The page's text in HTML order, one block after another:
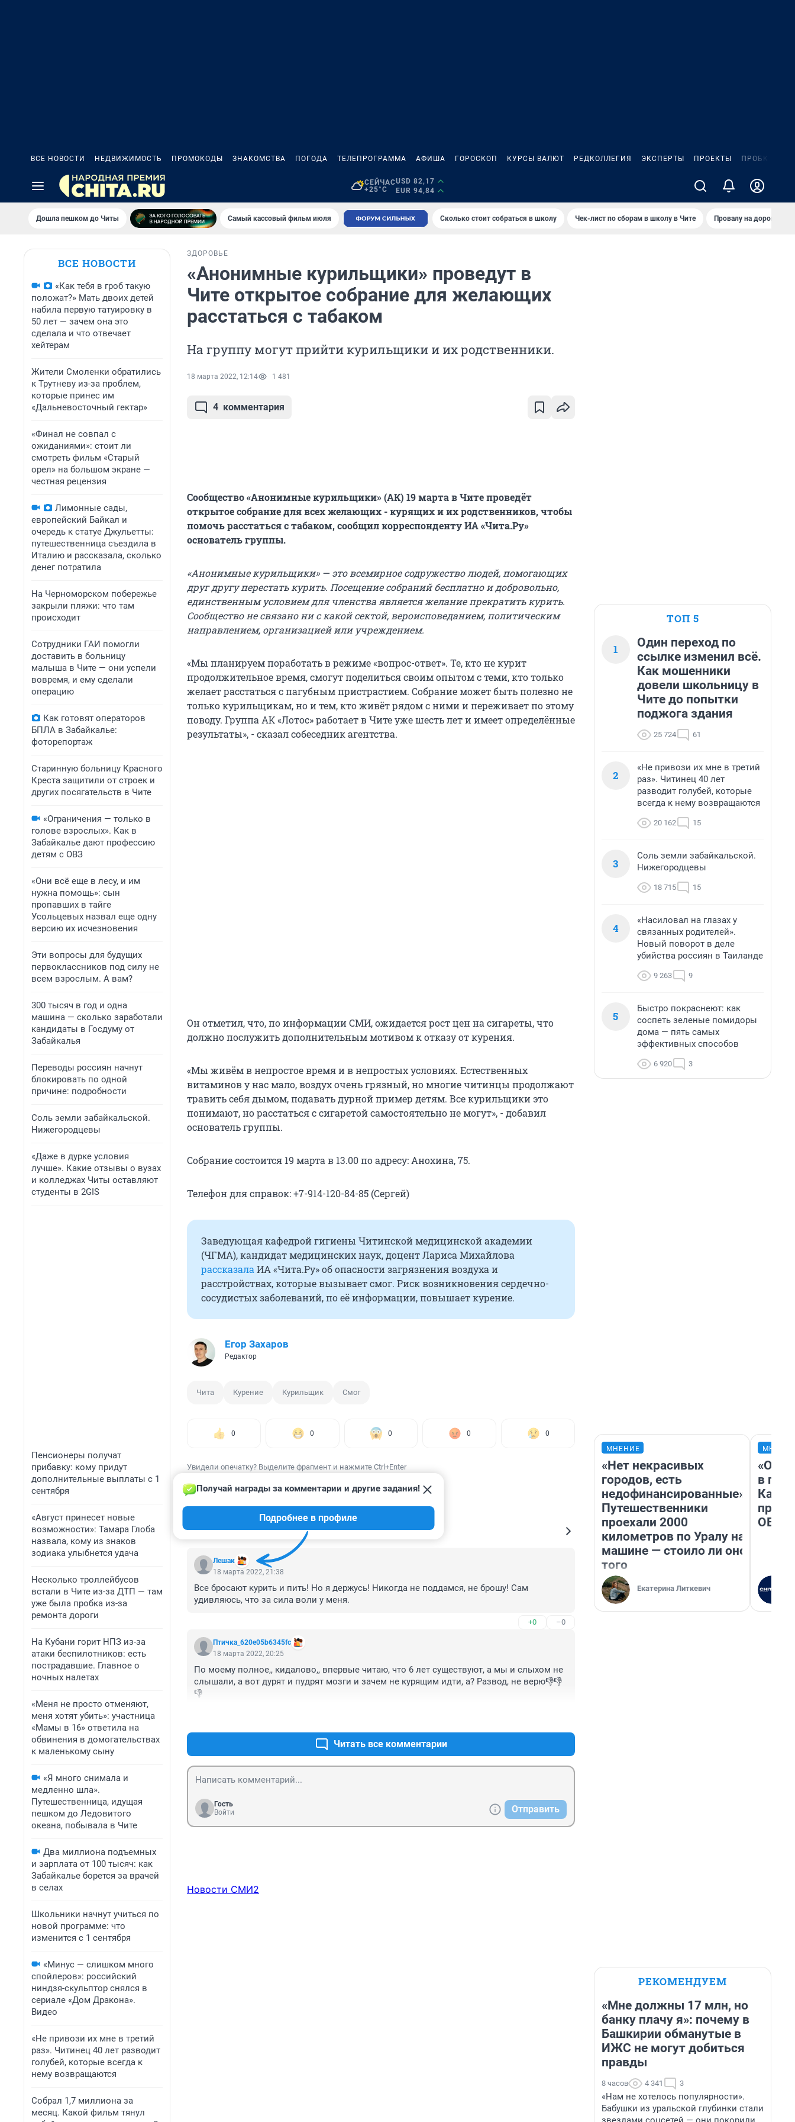
ВСЕ НОВОСТИ НЕДВИЖИМОСТЬ ПРОМОКОДЫ ЗНАКОМСТВА ПОГОДА ТЕЛЕПРОГРАММА АФИША ГОРОСКОП КУРСЫ ВАЛЮТ РЕДКОЛЛЕГИЯ ЭКСПЕРТЫ ПРОЕКТЫ ПРОБКИ
СЕЙЧАС
+25°C
USD 82,17
EUR 94,84
Дошла пешком до Читы Самый кассовый фильм июля Сколько стоит собраться в школу Чек-лист по сборам в школу в Чите Провалу на дороге
ВСЕ НОВОСТИ
«Как тебя в гроб такую
положат?» Мать двоих детей
набила первую татуировку в
50 лет — зачем она это
сделала и что отвечает
хейтерам
Жители Смоленки обратились
к Трутневу из-за проблем,
которые принес им
«Дальневосточный гектар»
«Финал не совпал с
ожиданиями»: стоит ли
смотреть фильм «Старый
орел» на большом экране —
честная рецензия
Лимонные сады,
европейский Байкал и
очередь к статуе Джульетты:
путешественница съездила в
Италию и рассказала, сколько
денег потратила
На Черноморском побережье
закрыли пляжи: что там
происходит
Сотрудники ГАИ помогли
доставить в больницу
малыша в Чите — они успели
вовремя, и ему сделали
операцию
Как готовят операторов
БПЛА в Забайкалье:
фоторепортаж
Старинную больницу Красного
Креста защитили от строек и
других посягательств в Чите
«Ограничения — только в
голове взрослых». Как в
Забайкалье дают профессию
детям с ОВЗ
«Они всё еще в лесу, и им
нужна помощь»: сын
пропавших в тайге
Усольцевых назвал еще одну
версию их исчезновения
Эти вопросы для будущих
первоклассников под силу не
всем взрослым. А вам?
300 тысяч в год и одна
машина — сколько заработали
кандидаты в Госдуму от
Забайкалья
Переводы россиян начнут
блокировать по одной
причине: подробности
Соль земли забайкальской.
Нижегородцевы
«Даже в дурке условия
лучше». Какие отзывы о вузах
и колледжах Читы оставляют
студенты в 2GIS
Пенсионеры получат
прибавку: кому придут
дополнительные выплаты с 1
сентября
«Август принесет новые
возможности»: Тамара Глоба
назвала, кому из знаков
зодиака улыбнется удача
Несколько троллейбусов
встали в Чите из-за ДТП — там
уже была пробка из-за
ремонта дороги
На Кубани горит НПЗ из-за
атаки беспилотников: есть
пострадавшие. Главное о
ночных налетах
«Меня не просто отменяют,
меня хотят убить»: участница
«Мамы в 16» ответила на
обвинения в домогательствах
к маленькому сыну
«Я много снимала и
медленно шла».
Путешественница, идущая
пешком до Ледовитого
океана, побывала в Чите
Два миллиона подъемных
и зарплата от 100 тысяч: как
Забайкалье борется за врачей
в селах
Школьники начнут учиться по
новой программе: что
изменится с 1 сентября
«Минус — слишком много
спойлеров»: российский
ниндзя-скульптор снялся в
сериале «Дом Дракона».
Видео
«Не привози их мне в третий
раз». Читинец 40 лет разводит
голубей, которые всегда к
нему возвращаются
Собрал 1,7 миллиона за
месяц. Какой фильм тянул
ЗДОРОВЬЕ
«Анонимные курильщики» проведут в
Чите открытое собрание для желающих
расстаться с табаком
На группу могут прийти курильщики и их родственники.
18 марта 2022, 12:14 1 481
4 комментария
Сообщество «Анонимные курильщики» (АК) 19 марта в Чите проведёт
открытое собрание для всех желающих - курящих и их родственников, чтобы
помочь расстаться с табаком, сообщил корреспонденту ИА «Чита.Ру»
основатель группы.
«Анонимные курильщики» — это всемирное содружество людей, помогающих
друг другу перестать курить. Посещение собраний бесплатно и добровольно,
единственным условием для членства является желание прекратить курить.
Сообщество не связано ни с какой сектой, вероисповеданием, политическим
направлением, организацией или учреждением.
«Мы планируем поработать в режиме «вопрос-ответ». Те, кто не курит
продолжительное время, смогут поделиться своим опытом с теми, кто только
желает расстаться с пагубным пристрастием. Собрание может быть полезно не
только курильщикам, но и тем, кто живёт рядом с ними и переживает по этому
поводу. Группа АК «Лотос» работает в Чите уже шесть лет и имеет определённые
результаты», - сказал собеседник агентства.
Он отметил, что, по информации СМИ, ожидается рост цен на сигареты, что
должно послужить дополнительным мотивом к отказу от курения.
«Мы живём в непростое время и в непростых условиях. Естественных
витаминов у нас мало, воздух очень грязный, но многие читинцы продолжают
травить себя дымом, подавать дурной пример детям. Все курильщики это
понимают, но расстаться с сигаретой самостоятельно не могут», - добавил
основатель группы.
Собрание состоится 19 марта в 13.00 по адресу: Анохина, 75.
Телефон для справок: +7-914-120-84-85 (Сергей)
Заведующая кафедрой гигиены Читинской медицинской академии
(ЧГМА), кандидат медицинских наук, доцент Лариса Михайлова
рассказала ИА «Чита.Ру» об опасности загрязнения воздуха и
расстройствах, которые вызывает смог. Риск возникновения сердечно-
сосудистых заболеваний, по её информации, повышает курение.
Егор Захаров
Редактор
Чита Курение Курильщик Смог
0 0 0 0 0
Увидели опечатку? Выделите фрагмент и нажмите Ctrl+Enter
КОММЕНТАРИИ 4
Лешак
Получай награды за комментарии и другие задания!
Подробнее в профиле
18 марта 2022, 21:38
Все бросают курить и пить! Но я держусь! Никогда не поддамся, не брошу! Сам
удивляюсь, что за сила воли у меня.
+0 –0
Птичка_620e05b6345fc
18 марта 2022, 20:25
По моему полное,, кидалово,, впервые читаю, что 6 лет существуют, а мы и слыхом не
слышали, а вот дурят и пудрят мозги и зачем не курящим идти, а? Развод, не верю👎👎
👎
Читать все комментарии
Гость
Войти
Отправить
Новости СМИ2
ТОП 5
1
Один переход по
ссылке изменил всё.
Как мошенники
довели школьницу в
Чите до попытки
поджога здания
25 724 61
2
«Не привози их мне в третий
раз». Читинец 40 лет
разводит голубей, которые
всегда к нему возвращаются
20 162 15
3
Соль земли забайкальской.
Нижегородцевы
18 715 15
4
«Насиловал на глазах у
связанных родителей».
Новый поворот в деле
убийства россиян в Таиланде
9 263 9
5
Быстро покраснеют: как
соспеть зеленые помидоры
дома — пять самых
эффективных способов
6 920 3
МНЕНИЕ
«Нет некрасивых
городов, есть
недофинансированные».
Путешественники
проехали 2000
километров по Уралу на
машине — стоило ли оно
того
Екатерина Литкевич
в
Как в
ОВЗ
РЕКОМЕНДУЕМ
«Мне должны 17 млн, но
банку плачу я»: почему в
Башкирии обманутые в
ИЖС не могут добиться
правды
8 часов 4 341 3
«Нам не хотелось популярности».
Бабушки из уральской глубинки стали